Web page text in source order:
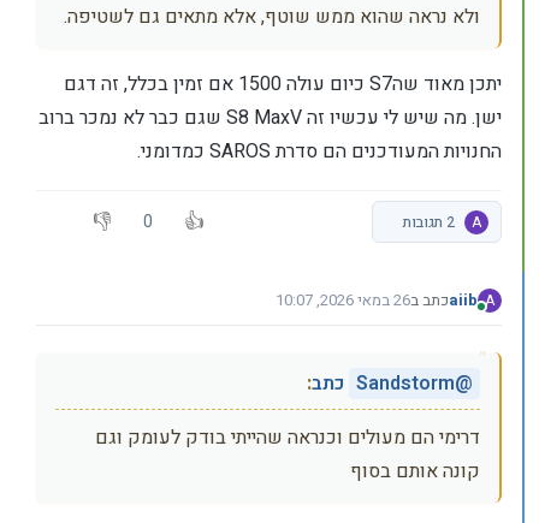
ולא נראה שהוא ממש שוטף, אלא מתאים גם לשטיפה.
יתכן מאוד שהS7 כיום עולה 1500 אם זמין בכלל, זה דגם
ישן. מה שיש לי עכשיו זה S8 MaxV שגם כבר לא נמכר ברוב
החנויות המעודכנים הם סדרת SAROS כמדומני.
A 2 תגובות 0
A
מחובר
aiibכתב ב26 במאי 2026, 10:07
נערך לאחרונה על ידי
@
Sandstorm כתב:
דרימי הם מעולים וכנראה שהייתי בודק לעומק וגם
קונה אותם בסוף